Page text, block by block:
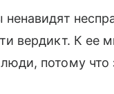
вердикт. К ее
потому что